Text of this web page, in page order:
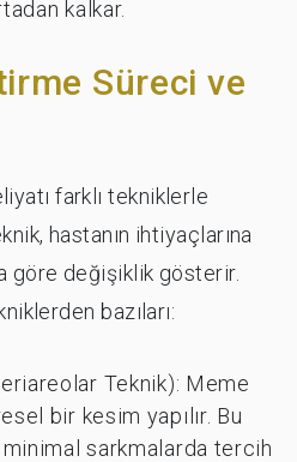
kalkar.
Süreci ve
farklı tekniklerle
hastanın ihtiyaçlarına
göre değişiklik gösterir.
bazıları:
Teknik): Meme
bir kesim yapılır. Bu
sarkmalarda tercih